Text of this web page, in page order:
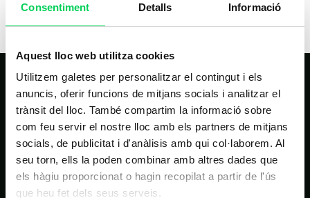
Consentiment Detalls Informació
Aquest lloc web utilitza cookies
Utilitzem galetes per personalitzar el contingut i els
anuncis, oferir funcions de mitjans socials i analitzar el
trànsit del lloc. També compartim la informació sobre
com feu servir el nostre lloc amb els partners de mitjans
socials, de publicitat i d'anàlisis amb qui col·laborem. Al
seu torn, ells la poden combinar amb altres dades que
els hàgiu proporcionat o hagin recopilat a partir de l'ús
que heu fet dels seus serveis.
NAVEGACIÓ PRINCIPAL